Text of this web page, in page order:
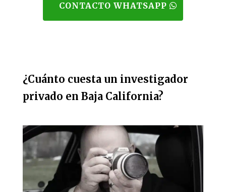
CONTACTO WHATSAPP
¿Cuánto cuesta un investigador
privado en Baja California?